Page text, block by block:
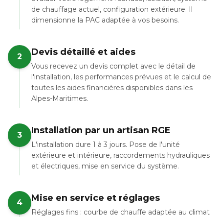
de chauffage actuel, configuration extérieure. Il
dimensionne la PAC adaptée à vos besoins.
2 Devis détaillé et aides
Vous recevez un devis complet avec le détail de
l'installation, les performances prévues et le calcul de
toutes les aides financières disponibles dans les
Alpes-Maritimes.
3 Installation par un artisan RGE
L'installation dure 1 à 3 jours. Pose de l'unité
extérieure et intérieure, raccordements hydrauliques
et électriques, mise en service du système.
4 Mise en service et réglages
Réglages fins : courbe de chauffe adaptée au climat